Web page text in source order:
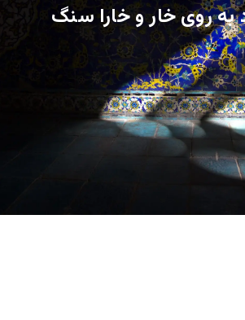
به روی خار و خارا سنگ